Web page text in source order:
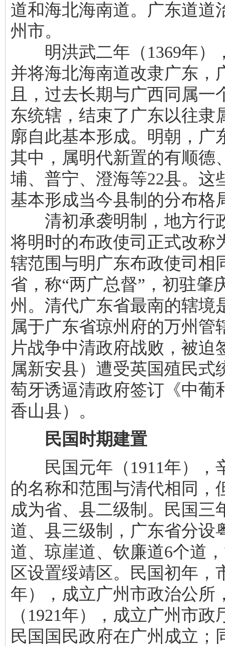
道和海北海南道。广东道道
州市。
明洪武二年（1369年）
并将海北海南道改隶广东，
且，过去长期与广西同属
东统辖，结束了广东以往隶
廓自此基本形成。明朝，广
其中，属明代新置的有顺德
埔、普宁、澄海等22县。这
基本形成当今县制的分布格
清初承袭明制，地方行
将明时的布政使司正式改称
辖范围与明广东布政使司相
省，称“两广总督”，初驻肇
州。清代广东省最南的辖境
属于广东省琼州府的万州管
片战争中清政府战败，被
属新安县）遭受英国殖民式
萄牙诱逼清政府签订《中葡
香山县）。
民国时期建置
民国元年（1911年），
的名称和范围与清代相同，
成为省、县二级制。民国三
道、县三级制，广东省分设
道、琼崖道、钦廉道6个道
区设置绥靖区。民国初年，
年），成立广州市政治公所
（1921年），成立广州市
民国国民政府在广州成立；